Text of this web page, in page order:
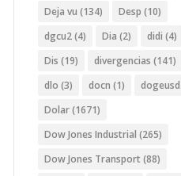
Deja vu (134) Desp (10)
dgcu2(4) Dia (2) didi (4)
Dis (19) divergencias (141)
dlo (3) docn (1) dogeusd
Dolar(1671)
Dow Jones Industrial (265)
Dow Jones Transport (88)